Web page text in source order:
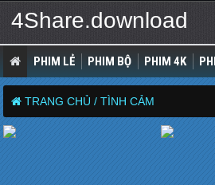
4Share.download
PHIM LẺ PHIM BỘ PHIM 4K
TRANG CHỦ / TÌNH CẢM